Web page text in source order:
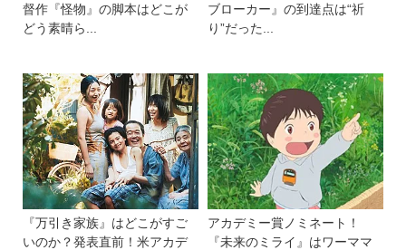
督作『怪物』の脚本はどこが
どう素晴ら...
ブローカー』の到達点は“祈
り”だった...
『万引き家族』はどこがすご
いのか？発表直前！米アカデ
アカデミー賞ノミネート！
『未来のミライ』はワーママ